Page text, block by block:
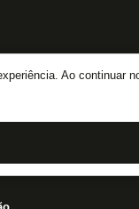
Ao continuar